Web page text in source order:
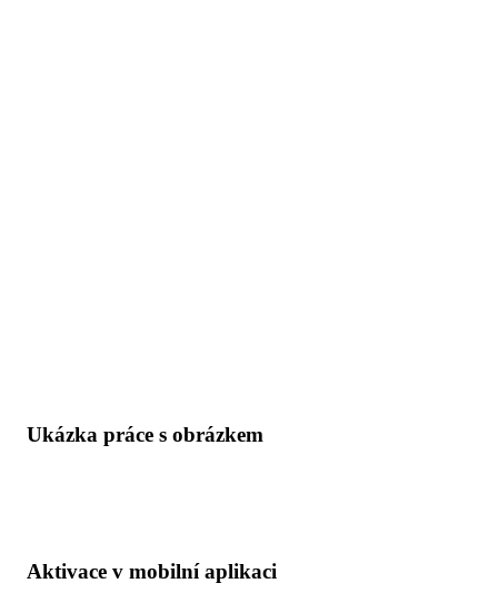
Ukázka práce s obrázkem
Aktivace v mobilní aplikaci